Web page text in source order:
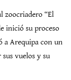
zoocriadero “El
inició su proceso
a Arequipa con un
vuelos y su